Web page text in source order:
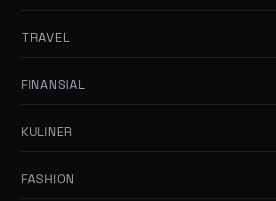
TRAVEL
FINANSIAL
KULINER
FASHION